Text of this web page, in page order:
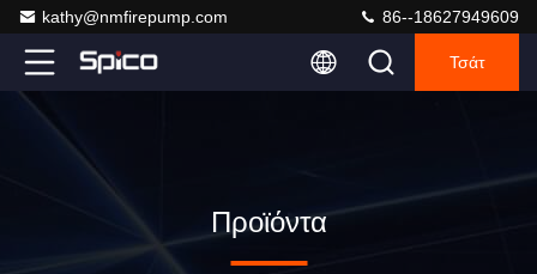
kathy@nmfirepump.com 86--18627949609
Τσάτ
Προϊόντα